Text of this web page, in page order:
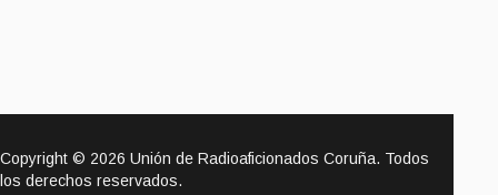
Copyright © 2026 Unión de Radioaficionados Coruña. Todos
los derechos reservados.